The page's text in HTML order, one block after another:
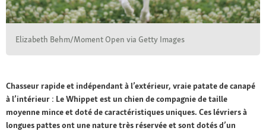
Elizabeth Behm/Moment Open via Getty Images
Chasseur rapide et indépendant à l’extérieur, vraie patate de canapé
à l’intérieur : Le Whippet est un chien de compagnie de taille
moyenne mince et doté de caractéristiques uniques. Ces lévriers à
longues pattes ont une nature très réservée et sont dotés d’un